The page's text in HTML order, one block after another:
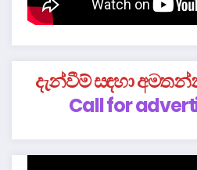
දැන්වීම් සඳහා
Call for